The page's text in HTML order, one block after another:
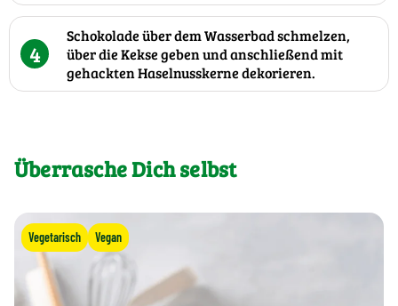
4
Schokolade über dem Wasserbad schmelzen,
über die Kekse geben und anschließend mit
gehackten Haselnusskerne dekorieren.
Überrasche Dich selbst
Vegetarisch Vegan